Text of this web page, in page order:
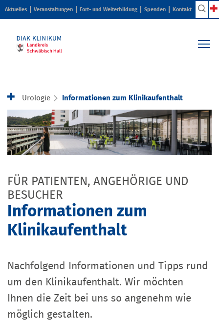
Aktuelles Veranstaltungen Fort- und Weiterbildung Spenden Kontakt
Ihr Aufenthalt
Karriere & Ausbildung
Über uns
Urologie Informationen zum Klinikaufenthalt
FÜR PATIENTEN, ANGEHÖRIGE UND
BESUCHER
Informationen zum
Klinikaufenthalt
Nachfolgend Informationen und Tipps rund
um den Klinikaufenthalt. Wir möchten
Ihnen die Zeit bei uns so angenehm wie
möglich gestalten.